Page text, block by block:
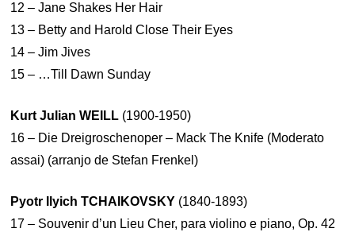
12 – Jane Shakes Her Hair
13 – Betty and Harold Close Their Eyes
14 – Jim Jives
15 – …Till Dawn Sunday
Kurt Julian WEILL (1900-1950)
16 – Die Dreigroschenoper – Mack The Knife (Moderato
assai) (arranjo de Stefan Frenkel)
Pyotr Ilyich TCHAIKOVSKY (1840-1893)
17 – Souvenir d’un Lieu Cher, para violino e piano, Op. 42